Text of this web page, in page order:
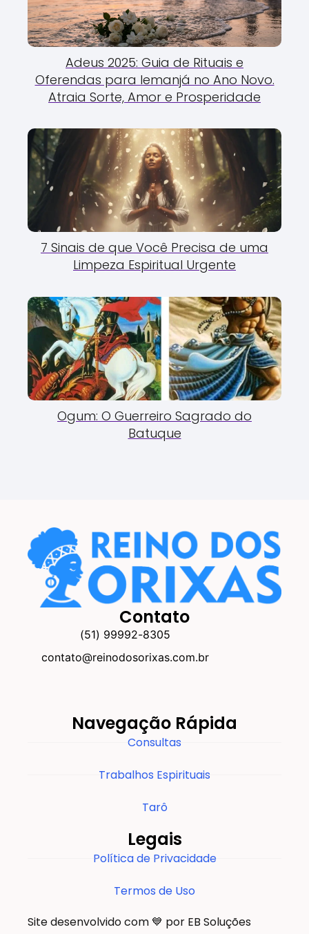
Adeus 2025: Guia de Rituais e
Oferendas para Iemanjá no Ano Novo.
Atraia Sorte, Amor e Prosperidade
7 Sinais de que Você Precisa de uma
Limpeza Espiritual Urgente
Ogum: O Guerreiro Sagrado do
Batuque
Contato
(51) 99992-8305
contato@reinodosorixas.com.br
Navegação Rápida
Consultas
Trabalhos Espirituais
Tarô
Legais
Política de Privacidade
Termos de Uso
Site desenvolvido com 💙 por EB Soluções